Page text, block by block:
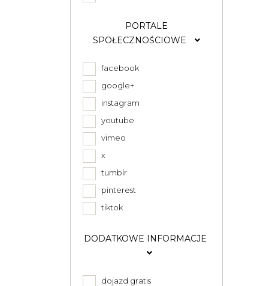
PORTALE
SPOŁECZNOŚCIOWE
facebook
google+
instagram
youtube
vimeo
x
tumblr
pinterest
tiktok
DODATKOWE INFORMACJE
dojazd gratis